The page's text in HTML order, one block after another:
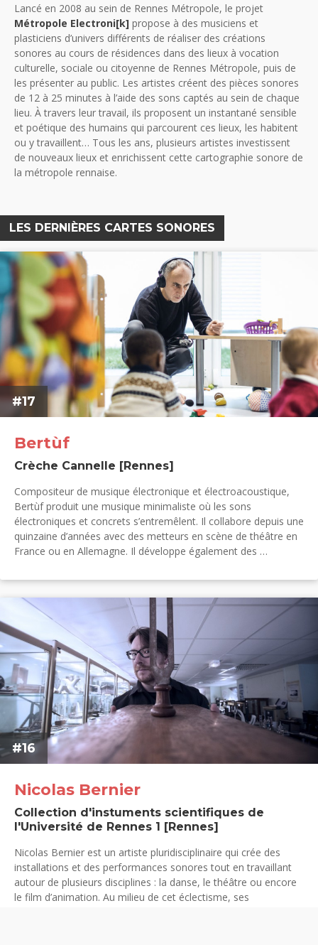
Lancé en 2008 au sein de Rennes Métropole, le projet
Métropole Electroni[k] propose à des musiciens et
plasticiens d’univers différents de réaliser des créations
sonores au cours de résidences dans des lieux à vocation
culturelle, sociale ou citoyenne de Rennes Métropole, puis de
les présenter au public. Les artistes créent des pièces sonores
de 12 à 25 minutes à l’aide des sons captés au sein de chaque
lieu. À travers leur travail, ils proposent un instantané sensible
et poétique des humains qui parcourent ces lieux, les habitent
ou y travaillent… Tous les ans, plusieurs artistes investissent
de nouveaux lieux et enrichissent cette cartographie sonore de
la métropole rennaise.
LES DERNIÈRES CARTES SONORES
#17
Bertùf
Crèche Cannelle [Rennes]
Compositeur de musique électronique et électroacoustique,
Bertùf produit une musique minimaliste où les sons
électroniques et concrets s’entremêlent. Il collabore depuis une
quinzaine d’années avec des metteurs en scène de théâtre en
France ou en Allemagne. Il développe également des …
#16
Nicolas Bernier
Collection d'instuments scientifiques de
l'Université de Rennes 1 [Rennes]
Nicolas Bernier est un artiste pluridisciplinaire qui crée des
installations et des performances sonores tout en travaillant
autour de plusieurs disciplines : la danse, le théâtre ou encore
le film d’animation. Au milieu de cet éclectisme, ses